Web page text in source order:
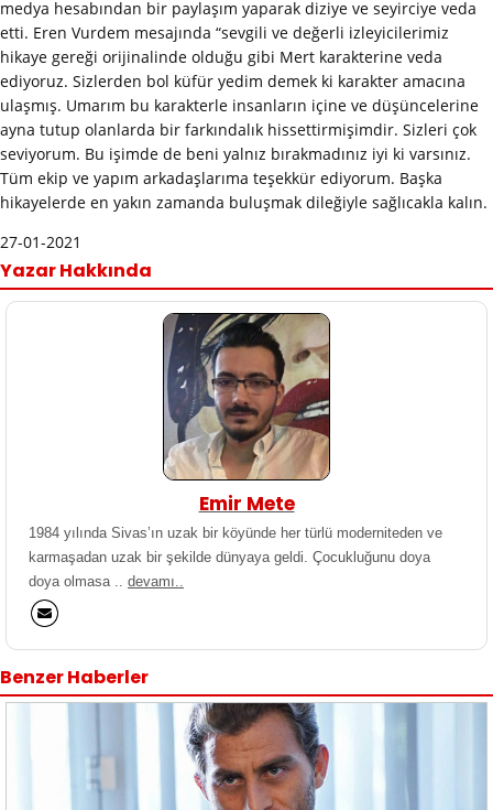
medya hesabından bir paylaşım yaparak diziye ve seyirciye veda
etti. Eren Vurdem mesajında “sevgili ve değerli izleyicilerimiz
hikaye gereği orijinalinde olduğu gibi Mert karakterine veda
ediyoruz. Sizlerden bol küfür yedim demek ki karakter amacına
ulaşmış. Umarım bu karakterle insanların içine ve düşüncelerine
ayna tutup olanlarda bir farkındalık hissettirmişimdir. Sizleri çok
seviyorum. Bu işimde de beni yalnız bırakmadınız iyi ki varsınız.
Tüm ekip ve yapım arkadaşlarıma teşekkür ediyorum. Başka
hikayelerde en yakın zamanda buluşmak dileğiyle sağlıcakla kalın.
27-01-2021
Yazar Hakkında
Emir Mete
1984 yılında Sivas’ın uzak bir köyünde her türlü moderniteden ve
karmaşadan uzak bir şekilde dünyaya geldi. Çocukluğunu doya
doya olmasa .. devamı..
Benzer Haberler